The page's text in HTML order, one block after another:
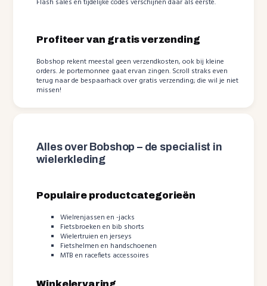
Flash sales en tijdelijke codes verschijnen daar als eerste.
Profiteer van gratis verzending
Bobshop rekent meestal geen verzendkosten, ook bij kleine
orders. Je portemonnee gaat ervan zingen. Scroll straks even
terug naar de bespaarhack over gratis verzending; die wil je niet
missen!
Alles over Bobshop – de specialist in
wielerkleding
Populaire productcategorieën
Wielrenjassen en -jacks
Fietsbroeken en bib shorts
Wielertruien en jerseys
Fietshelmen en handschoenen
MTB en racefiets accessoires